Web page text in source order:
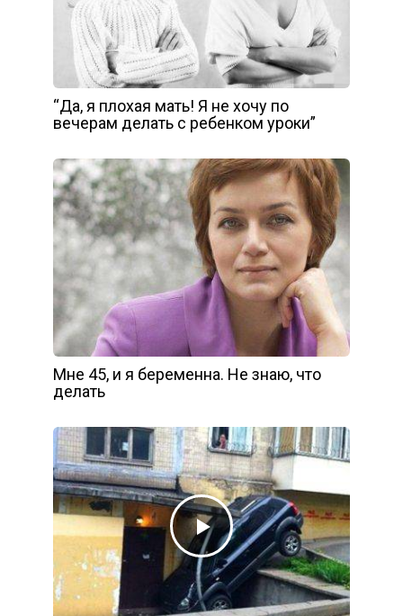
“Да, я плохая мать! Я не хочу по
вечерам делать с ребенком уроки”
Мне 45, и я беременна. Не знаю, что
делать